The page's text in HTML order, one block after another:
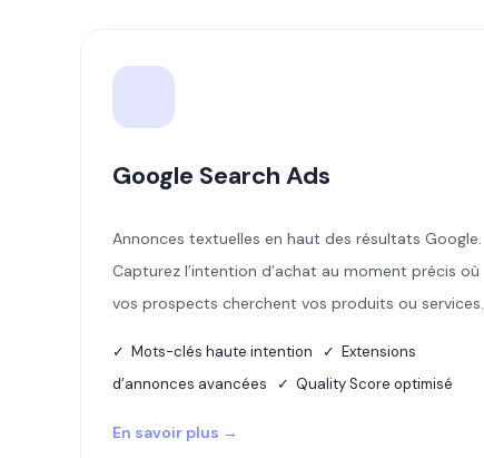
Google Search Ads
Annonces textuelles en haut des résultats Google.
Capturez l’intention d’achat au moment précis où
vos prospects cherchent vos produits ou services.
✓ Mots-clés haute intention ✓ Extensions
d’annonces avancées ✓ Quality Score optimisé
En savoir plus →